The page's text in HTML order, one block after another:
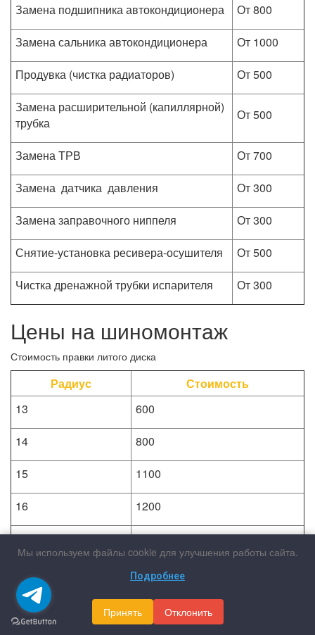
Замена подшипника автокондиционера
От 800
Замена сальника автокондиционера
От 1000
Продувка (чистка радиаторов)
От 500
Замена расширительной (капиллярной)
трубка
От 500
Замена ТРВ
От 700
Замена датчика давления
От 300
Замена заправочного ниппеля
От 300
Снятие-установка ресивера-осушителя
От 500
Чистка дренажной трубки испарителя
От 300
Цены на шиномонтаж
Стоимость правки литого диска
Радиус
Стоимость
13
600
14
800
15
1100
16
1200
17
1400
1900
19
2200
Мы используем файлы cookie для улучшения работы сайта.
Подробнее
Принять Отклонить